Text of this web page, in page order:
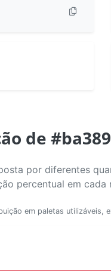
de
por diferentes
percentual em cada
em paletas utilizáveis,